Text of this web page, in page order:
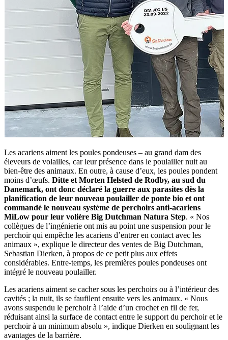
Les acariens aiment les poules pondeuses – au grand dam des
éleveurs de volailles, car leur présence dans le poulailler nuit au
bien-être des animaux. En outre, à cause d’eux, les poules pondent
moins d’œufs. Ditte et Morten Helsted de Rodby, au sud du
Danemark, ont donc déclaré la guerre aux parasites dès la
planification de leur nouveau poulailler de ponte bio et ont
commandé le nouveau système de perchoirs anti-acariens
MiLow pour leur volière Big Dutchman Natura Step. « Nos
collègues de l’ingénierie ont mis au point une suspension pour le
perchoir qui empêche les acariens d’entrer en contact avec les
animaux », explique le directeur des ventes de Big Dutchman,
Sebastian Dierken, à propos de ce petit plus aux effets
considérables. Entre-temps, les premières poules pondeuses ont
intégré le nouveau poulailler.
Les acariens aiment se cacher sous les perchoirs ou à l’intérieur des
cavités ; la nuit, ils se faufilent ensuite vers les animaux. « Nous
avons suspendu le perchoir à l’aide d’un crochet en fil de fer,
réduisant ainsi la surface de contact entre le support du perchoir et le
perchoir à un minimum absolu », indique Dierken en soulignant les
avantages de la barrière.